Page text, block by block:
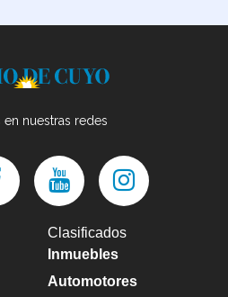
en nuestras redes
Clasificados
Inmuebles
Automotores